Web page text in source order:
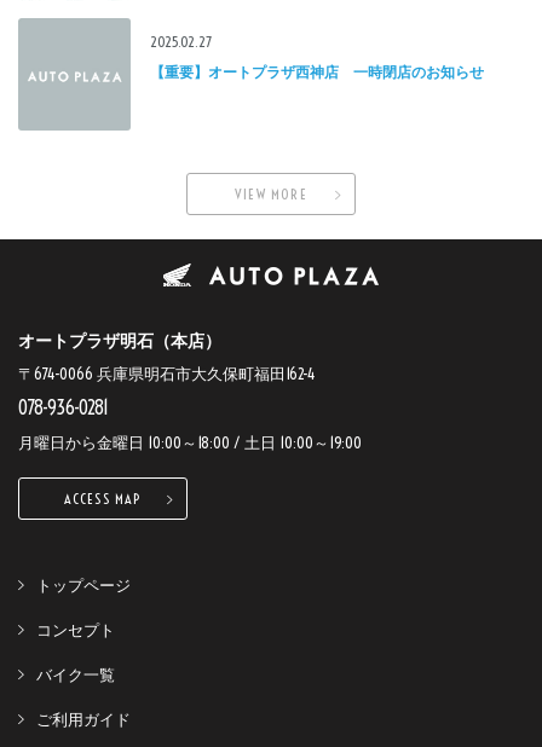
2025.02.27
【重要】オートプラザ西神店 一時閉店のお知らせ
VIEW MORE
オートプラザ明石（本店）
〒674-0066 兵庫県明石市大久保町福田162-4
078-936-0281
月曜日から金曜日 10:00～18:00 / 土日 10:00～19:00
ACCESS MAP
トップページ
コンセプト
バイク一覧
ご利用ガイド